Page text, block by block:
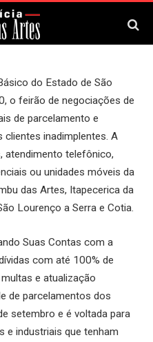
do Estado de São
o feirão de negociações de
de parcelamento e
inadimplentes. A
atendimento telefônico,
ou unidades móveis da
das Artes, Itapecerica da
Lourenço a Serra e Cotia.
Suas Contas com a
com até 100% de
e atualização
de parcelamentos dos
setembro e é voltada para
e industriais que tenham